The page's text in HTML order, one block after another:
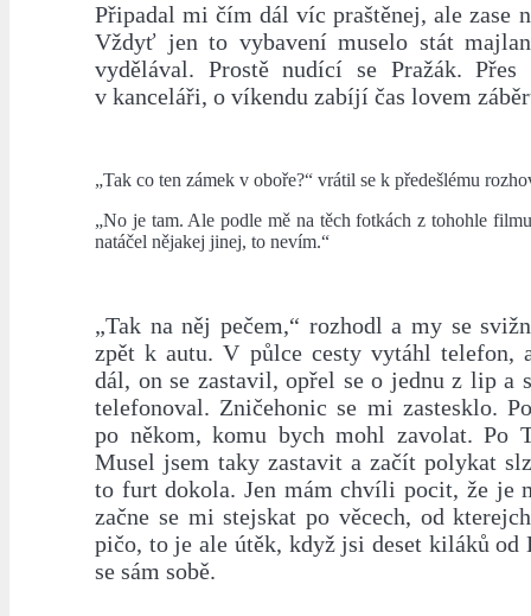
Připadal mi čím dál víc praštěnej, ale zase
Vždyť jen to vybavení muselo stát
vydělával. Prostě nudící se Pražák. Přes
v kanceláři, o víkendu zabíjí čas lovem
„Tak co ten zámek v oboře?“ vrátil se k předešlému
„No je tam. Ale podle mě na těch fotkách z tohohle
natáčel nějakej jinej, to nevím.“
„Tak na něj pečem,“ rozhodl a my se
zpět k autu. V půlce cesty vytáhl telefon,
dál, on se zastavil, opřel se o jednu z lip a
telefonoval. Zničehonic se mi zastesklo.
po někom, komu bych mohl zavolat. Po
Musel jsem taky zastavit a začít polykat
to furt dokola. Jen mám chvíli pocit, že je
začne se mi stejskat po věcech, od
pičo, to je ale útěk, když jsi deset kiláků od
se sám sobě.